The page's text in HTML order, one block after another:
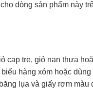
dòng sản phẩm này
cạp tre, giỏ nan thưa
hàng xóm hoặc dùng
lụa và giấy rơm màu